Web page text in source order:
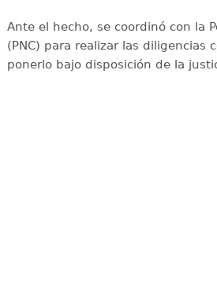
Ante el hecho, se coordinó con la
(PNC) para realizar las diligencias
ponerlo bajo disposición de la